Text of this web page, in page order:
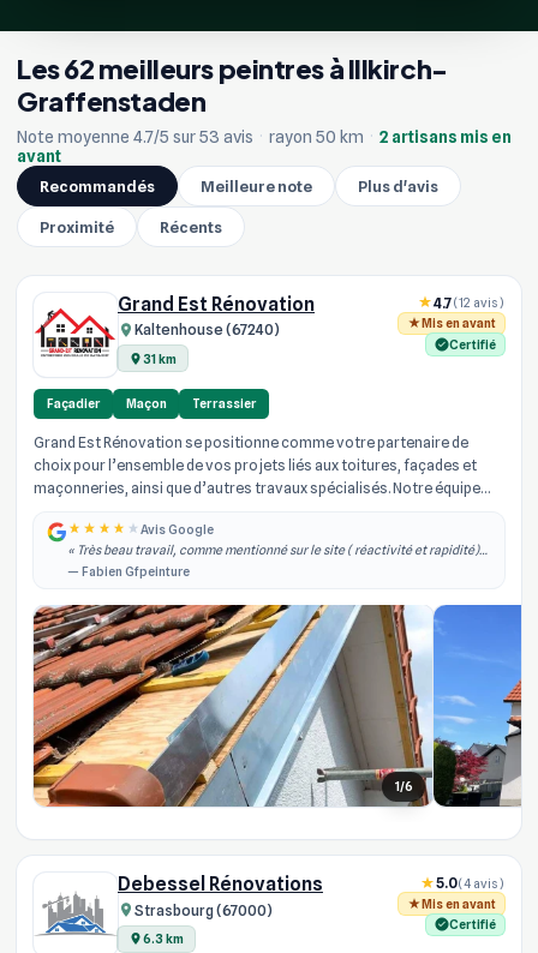
Les 62 meilleurs peintres à Illkirch-
Graffenstaden
Note moyenne 4.7/5 sur 53 avis · rayon 50 km · 2 artisans mis en
avant
Recommandés
Meilleure note Plus d'avis
Proximité Récents
Grand Est Rénovation
Kaltenhouse (67240)
31 km
4.7(12 avis)
Mis en avant
Certifié
Façadier Maçon Terrassier
Grand Est Rénovation se positionne comme votre partenaire de
choix pour l’ensemble de vos projets liés aux toitures, façades et
maçonneries, ainsi que d’autres travaux spécialisés. Notre équipe
Avis Google
« Très beau travail, comme mentionné sur le site ( réactivité et rapidité)
effectivement je les ai contacté dans la semaine qui à suivi j'ai obtenu un
— Fabien Gfpeinture
1/6
Debessel Rénovations
Strasbourg (67000)
6.3 km
5.0(4 avis)
Mis en avant
Certifié